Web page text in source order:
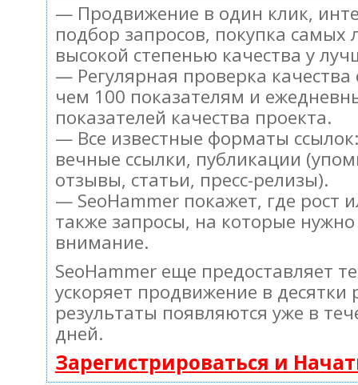
— Продвижение в один клик,
подбор запросов, покупка самых
высокой степенью качества у
— Регулярная проверка качества
чем 100 показателям и
показателей качества проекта.
— Все известные форматы
вечные ссылки, публикации
отзывы, статьи, пресс-релизы).
— SeoHammer покажет, где рост
также запросы, на которые
внимание.
SeoHammer еще предоставляет
ускоряет продвижение в десятки
результаты появляются уже в
дней.
Зарегистрироваться и